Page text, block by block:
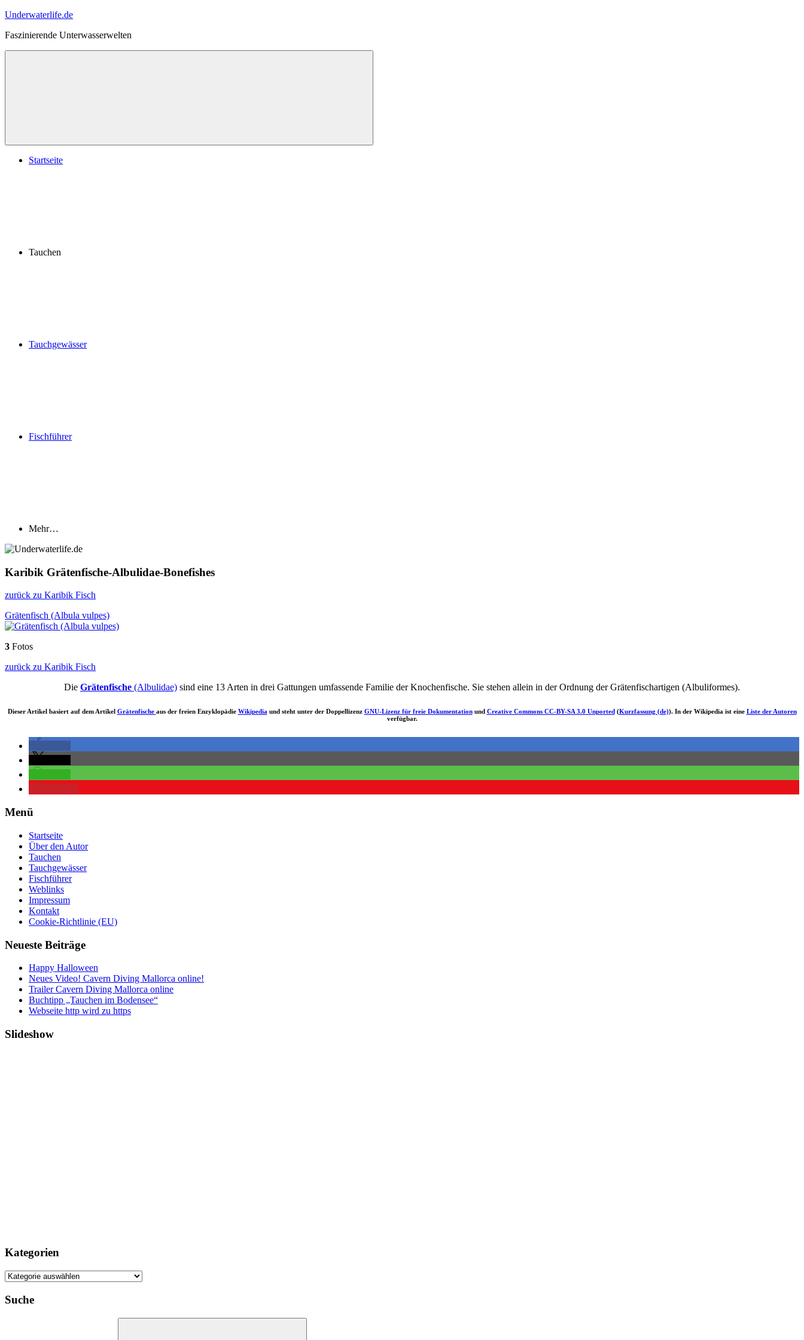
Zum
springen
Underwaterlife.de
Faszinierende Unterwasserwelten
Menü
Startseite
Tauchen
Tauchgewässer
Fischführer
Mehr…
Karibik Grätenfische-Albulidae-Bonefishes
zurück zu Karibik Fisch
Grätenfisch (Albula vulpes)
3 Fotos
zurück zu Karibik Fisch
Die Grätenfische (Albulidae) sind eine 13 Arten in drei Gattungen umfassende Familie der Knochenfische. Sie stehen allein in der Ordnung der Grätenfischartigen (Albuliformes).
Dieser Artikel basiert auf dem Artikel Grätenfische aus der freien Enzyklopädie Wikipediaund steht unter der Doppellizenz GNU-Lizenz für freie Dokumentationund Creative Commons CC-BY-SA 3.0 Unported(Kurzfassung (de)). In der Wikipedia ist eine Liste der Autoren
verfügbar.
Menü
Startseite
Über den Autor
Tauchen
Tauchgewässer
Fischführer
Weblinks
Impressum
Kontakt
Cookie-Richtlinie (EU)
Neueste Beiträge
Happy Halloween
Neues Video! Cavern Diving Mallorca online!
Trailer Cavern Diving Mallorca online
Buchtipp „Tauchen im Bodensee“
Webseite http wird zu https
Slideshow
Kategorien
Kategorien
Suche